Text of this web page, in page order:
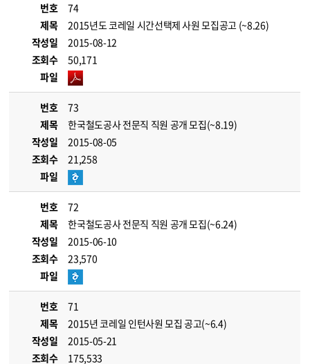
번호
74
제목
2015년도 코레일 시간선택제 사원 모집공고 (~8.26)
작성일
2015-08-12
조회수
50,171
파일
번호
73
제목
한국철도공사 전문직 직원 공개 모집(~8.19)
작성일
2015-08-05
조회수
21,258
파일
번호
72
제목
한국철도공사 전문직 직원 공개 모집(~6.24)
작성일
2015-06-10
조회수
23,570
파일
번호
71
제목
2015년 코레일 인턴사원 모집 공고(~6.4)
작성일
2015-05-21
조회수
175,533